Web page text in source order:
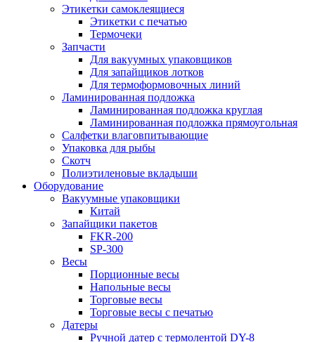
Этикетки самоклеящиеся
Этикетки с печатью
Термочеки
Запчасти
Для вакуумных упаковщиков
Для запайщиков лотков
Для термоформовочных линий
Ламинированная подложка
Ламинированная подложка круглая
Ламинированная подложка прямоугольная
Салфетки влаговпитывающие
Упаковка для рыбы
Скотч
Полиэтиленовые вкладыши
Оборудование
Вакуумные упаковщики
Китай
Запайщики пакетов
FKR-200
SP-300
Весы
Порционные весы
Напольные весы
Торговые весы
Торговые весы с печатью
Датеры
Ручной датер с термолентой DY-8